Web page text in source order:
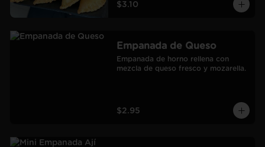
$3.10
Empanada de Queso
Empanada de horno rellena con
mezcla de queso fresco y mozarella.
$2.95